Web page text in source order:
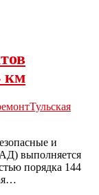
км
Тульская
и
выполняется
порядка 144